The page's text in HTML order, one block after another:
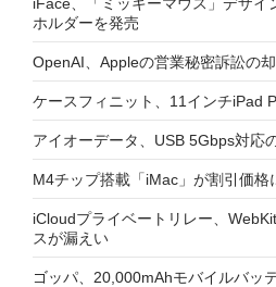
ホルダーを発売
OpenAI、Appleの営業秘密訴訟の
ケースフィニット、11インチiPad
アイオーデータ、USB 5Gbps対応
M4チップ搭載「iMac」が割引価格
iCloudプライベートリレー、
スが漏えい
ゴッパ、20,000mAhモバイルバッ